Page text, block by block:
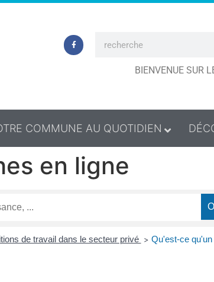
BIENVENUE SUR
COMMUNE AU QUOTIDIEN
en ligne
de travail dans le secteur privé > Qu'est-ce